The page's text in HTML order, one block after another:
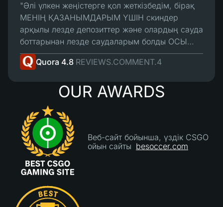
"Әлі үлкен жеңістерге қол жеткізбедім, бірақ
МЕНІҢ ҚАЗАНЫМДАРЫМ ҮШІН скиндер
арқылы лезде депозиттер және олардың сауда
боттарынан лезде саудаларым болды ОСЫ
УАҚЫТҚА ДЕЙІН. Барлығы, осы уақытқа дейін,
жақсы. Менің жалғыз "шағымдануым" - бұл
олардың депозит боттарының қабылдауын
сенімді болып қалатынына үміттенемін."
Quora 4.8 REVIEWS.COMMENT.4
OUR AWARDS
Веб-сайт бойынша, үздік CSGO
ойын сайты besoccer.com